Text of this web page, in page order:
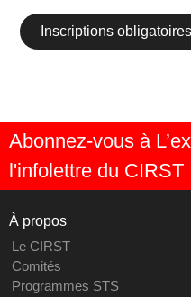
Inscriptions obligatoires
Abonnez-vous à
l'infolettre du CIRST
À propos
Le CIRST
Comités
Programmes STS